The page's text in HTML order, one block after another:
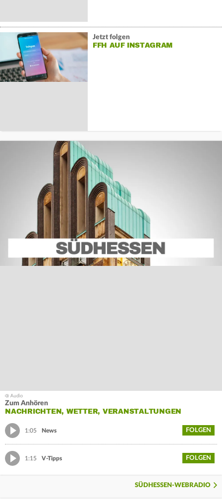
Jetzt folgen
FFH AUF INSTAGRAM
Zum Anhören
NACHRICHTEN, WETTER, VERANSTALTUNGEN
1:05 News FOLGEN
1:15 V-Tipps FOLGEN
SÜDHESSEN-WEBRADIO